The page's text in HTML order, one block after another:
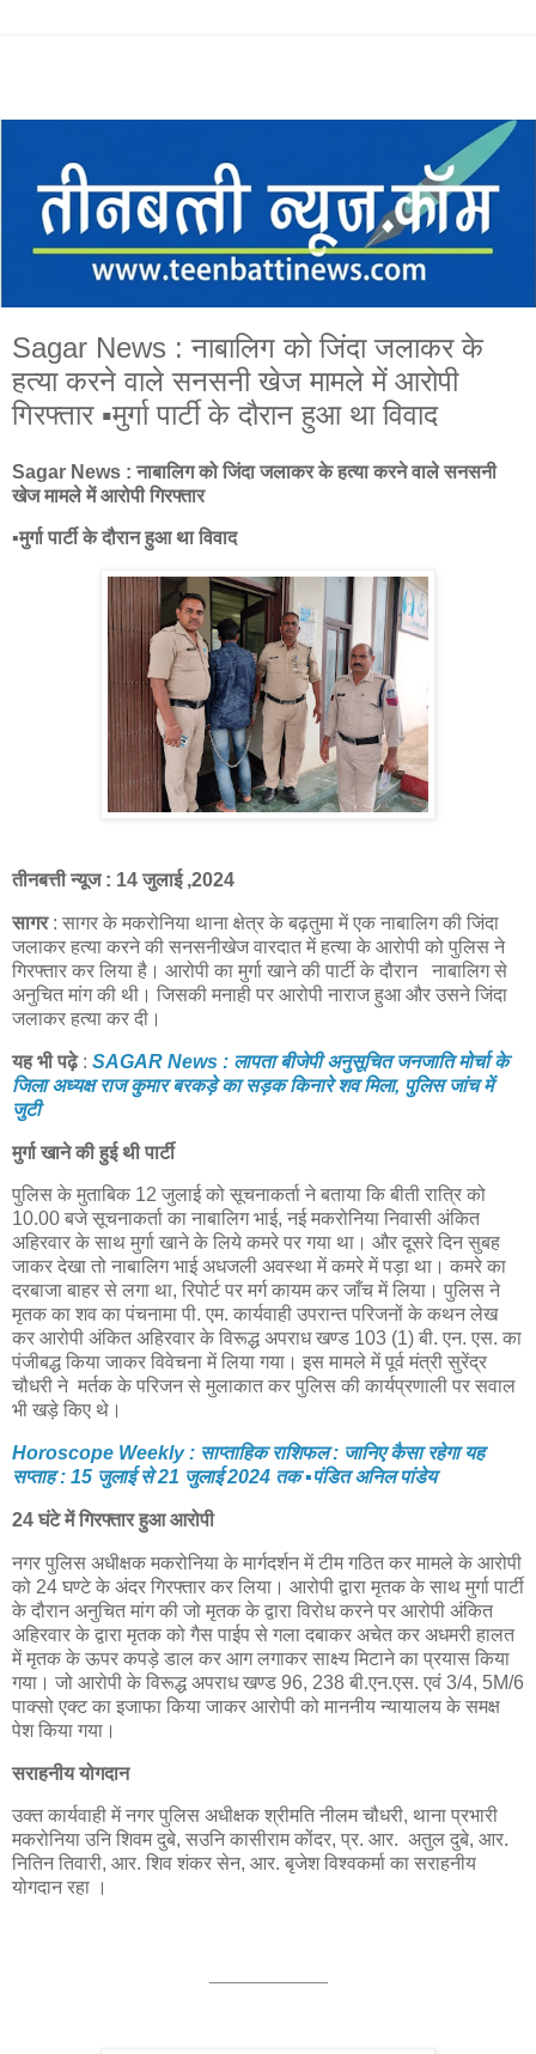
Sagar News : नाबालिग को जिंदा जलाकर के
हत्या करने वाले सनसनी खेज मामले में आरोपी
गिरफ्तार ▪️मुर्गा पार्टी के दौरान हुआ था विवाद
Sagar News : नाबालिग को जिंदा जलाकर के हत्या करने वाले सनसनी
खेज मामले में आरोपी गिरफ्तार
▪️मुर्गा पार्टी के दौरान हुआ था विवाद
तीनबत्ती न्यूज : 14 जुलाई ,2024
सागर: सागर के मकरोनिया थाना क्षेत्र के बढ़तुमा में एक नाबालिग की जिंदा
जलाकर हत्या करने की सनसनीखेज वारदात में हत्या के आरोपी को पुलिस ने
गिरफ्तार कर लिया है। आरोपी का मुर्गा खाने की पार्टी के दौरान नाबालिग से
अनुचित मांग की थी। जिसकी मनाही पर आरोपी नाराज हुआ और उसने जिंदा
जलाकर हत्या कर दी।
यह भी पढ़े: SAGAR News : लापता बीजेपी अनुसूचित जनजाति मोर्चा के
जिला अध्यक्ष राज कुमार बरकड़े का सड़क किनारे शव मिला, पुलिस जांच में
जुटी
मुर्गा खाने की हुई थी पार्टी
पुलिस के मुताबिक 12 जुलाई को सूचनाकर्ता ने बताया कि बीती रात्रि को
10.00 बजे सूचनाकर्ता का नाबालिग भाई, नई मकरोनिया निवासी अंकित
अहिरवार के साथ मुर्गा खाने के लिये कमरे पर गया था। और दूसरे दिन सुबह
जाकर देखा तो नाबालिग भाई अधजली अवस्था में कमरे में पड़ा था। कमरे का
दरबाजा बाहर से लगा था, रिपोर्ट पर मर्ग कायम कर जाँच में लिया। पुलिस ने
मृतक का शव का पंचनामा पी. एम. कार्यवाही उपरान्त परिजनों के कथन लेख
कर आरोपी अंकित अहिरवार के विरूद्ध अपराध खण्ड 103 (1) बी. एन. एस. का
पंजीबद्ध किया जाकर विवेचना में लिया गया। इस मामले में पूर्व मंत्री सुरेंद्र
चौधरी ने मर्तक के परिजन से मुलाकात कर पुलिस की कार्यप्रणाली पर सवाल
भी खड़े किए थे।
Horoscope Weekly : साप्ताहिक राशिफल : जानिए कैसा रहेगा यह
सप्ताह : 15 जुलाई से 21 जुलाई 2024 तक ▪️पंडित अनिल पांडेय
24 घंटे में गिरफ्तार हुआ आरोपी
नगर पुलिस अधीक्षक मकरोनिया के मार्गदर्शन में टीम गठित कर मामले के आरोपी
को 24 घण्टे के अंदर गिरफ्तार कर लिया। आरोपी द्वारा मृतक के साथ मुर्गा पार्टी
के दौरान अनुचित मांग की जो मृतक के द्वारा विरोध करने पर आरोपी अंकित
अहिरवार के द्वारा मृतक को गैस पाईप से गला दबाकर अचेत कर अधमरी हालत
में मृतक के ऊपर कपड़े डाल कर आग लगाकर साक्ष्य मिटाने का प्रयास किया
गया। जो आरोपी के विरूद्ध अपराध खण्ड 96, 238 बी.एन.एस. एवं 3/4, 5M/6
पाक्सो एक्ट का इजाफा किया जाकर आरोपी को माननीय न्यायालय के समक्ष
पेश किया गया।
सराहनीय योगदान
उक्त कार्यवाही में नगर पुलिस अधीक्षक श्रीमति नीलम चौधरी, थाना प्रभारी
मकरोनिया उनि शिवम दुबे, सउनि कासीराम कोंदर, प्र. आर. अतुल दुबे, आर.
नितिन तिवारी, आर. शिव शंकर सेन, आर. बृजेश विश्वकर्मा का सराहनीय
योगदान रहा ।